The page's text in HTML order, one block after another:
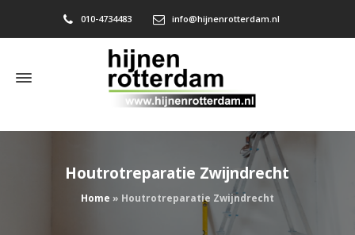
010-4734483 info@hijnenrotterdam.nl
Houtrotreparatie Zwijndrecht
Home » Houtrotreparatie Zwijndrecht